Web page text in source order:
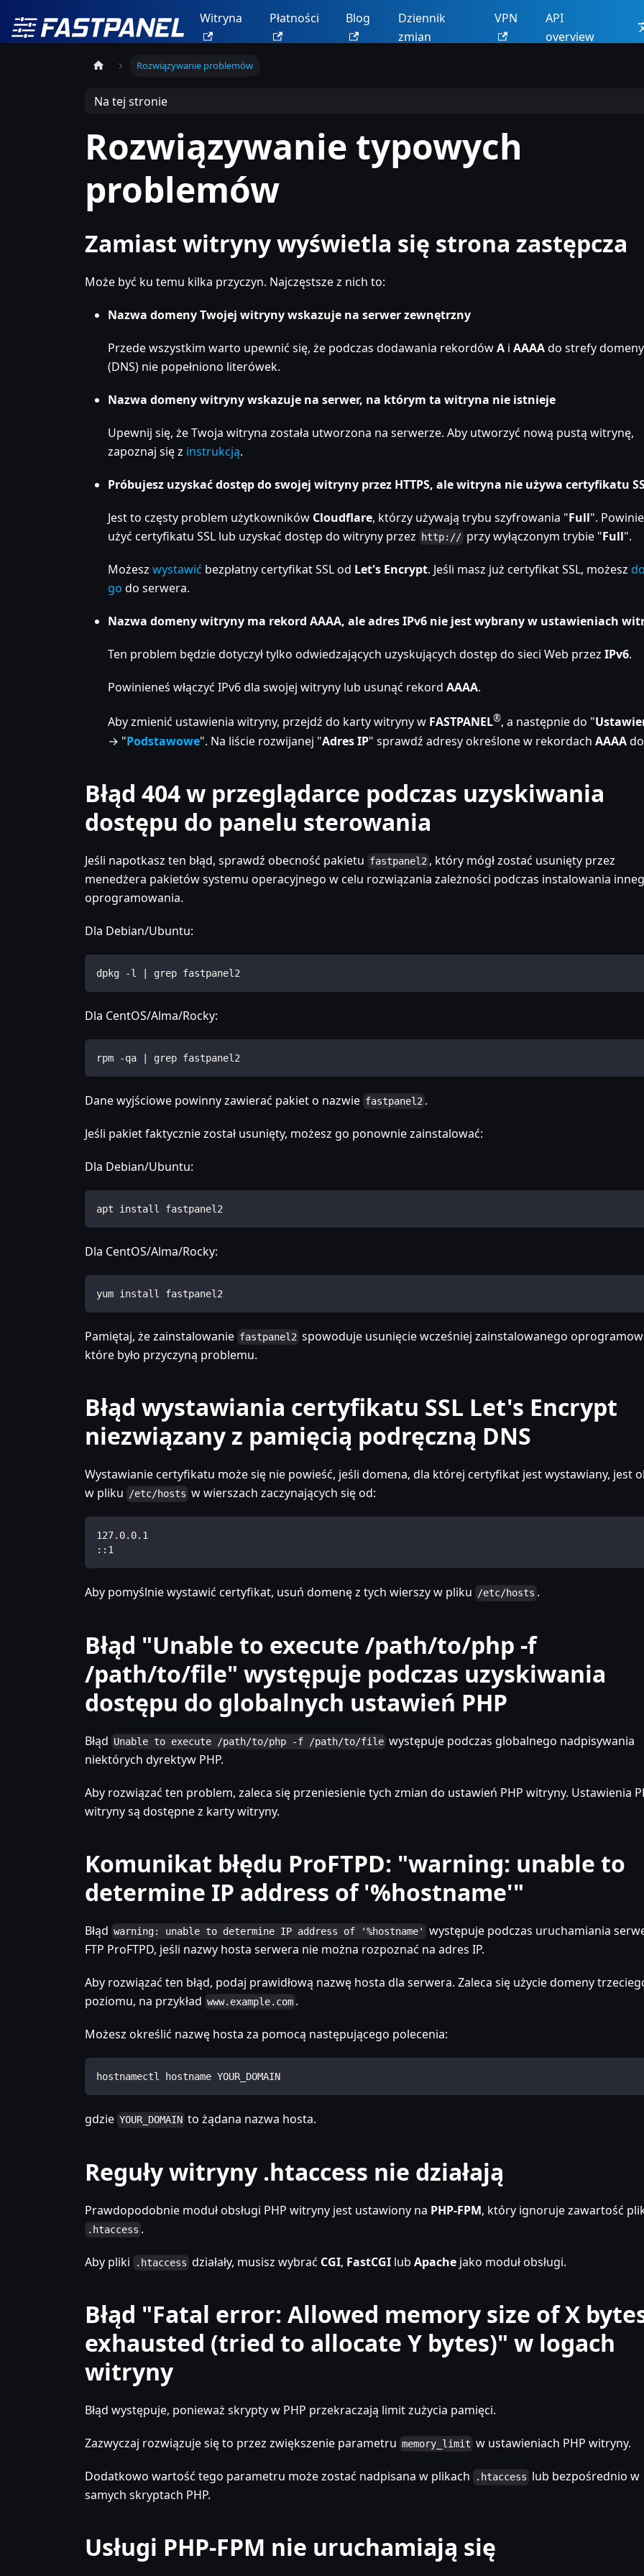
Witryna Płatności Blog
Dziennik
zmian
VPN
API
overview
Rozwiązywanie problemów
Na tej stronie
Rozwiązywanie typowych
problemów
Zamiast witryny wyświetla się strona zastępcza
Może być ku temu kilka przyczyn. Najczęstsze z nich to:
Nazwa domeny Twojej witryny wskazuje na serwer zewnętrzny
Przede wszystkim warto upewnić się, że podczas dodawania rekordówA i AAAAdo strefy domeny
(DNS) nie popełniono literówek.
Nazwa domeny witryny wskazuje na serwer, na którym ta witryna nie istnieje
Upewnij się, że Twoja witryna została utworzona na serwerze. Aby utworzyć nową pustą witrynę,
zapoznaj się z instrukcją.
Próbujesz uzyskać dostęp do swojej witryny przez HTTPS, ale witryna nie używa certyfikatu
Jest to częsty problem użytkowników Cloudflare, którzy używają trybu szyfrowania "Full".
użyć certyfikatu SSL lub uzyskać dostęp do witryny przez
http:// przy wyłączonym trybie "Full".
Możesz wystawić bezpłatny certyfikat SSL od Let's Encrypt. Jeśli masz już certyfikat SSL, możesz
go do serwera.
Nazwa domeny witryny ma rekord AAAA, ale adres IPv6 nie jest wybrany w ustawieniach
Ten problem będzie dotyczył tylko odwiedzających uzyskujących dostęp do sieci Web przez IPv6.
Powinieneś włączyć IPv6 dla swojej witryny lub usunąć rekord AAAA.
Aby zmienić ustawienia witryny, przejdź do karty witryny w FASTPANEL®, a następnie do "
→ "Podstawowe". Na liście rozwijanej "Adres IP" sprawdź adresy określone w rekordach AAAA
Błąd 404 w przeglądarce podczas uzyskiwania
dostępu do panelu sterowania
Jeśli napotkasz ten błąd, sprawdź obecność pakietu fastpanel2 , który mógł zostać usunięty przez
menedżera pakietów systemu operacyjnego w celu rozwiązania zależności podczas instalowania
oprogramowania.
Dla Debian/Ubuntu:
dpkg -l | grep fastpanel2
Dla CentOS/Alma/Rocky:
rpm -qa | grep fastpanel2
Dane wyjściowe powinny zawierać pakiet o nazwie fastpanel2 .
Jeśli pakiet faktycznie został usunięty, możesz go ponownie zainstalować:
Dla Debian/Ubuntu:
apt install fastpanel2
Dla CentOS/Alma/Rocky:
yum install fastpanel2
Pamiętaj, że zainstalowanie fastpanel2 spowoduje usunięcie wcześniej zainstalowanego
które było przyczyną problemu.
Błąd wystawiania certyfikatu SSL Let's Encrypt
niezwiązany z pamięcią podręczną DNS
Wystawianie certyfikatu może się nie powieść, jeśli domena, dla której certyfikat jest wystawiany, jest
w pliku /etc/hosts w wierszach zaczynających się od:
127.0.0.1
::1
Aby pomyślnie wystawić certyfikat, usuń domenę z tych wierszy w pliku /etc/hosts .
Błąd "Unable to execute /path/to/php -f
/path/to/file" występuje podczas uzyskiwania
dostępu do globalnych ustawień PHP
Błąd Unable to execute /path/to/php -f /path/to/file występuje podczas globalnego nadpisywania
niektórych dyrektyw PHP.
Aby rozwiązać ten problem, zaleca się przeniesienie tych zmian do ustawień PHP witryny. Ustawienia
witryny są dostępne z karty witryny.
Komunikat błędu ProFTPD: "warning: unable to
determine IP address of '%hostname'"
Błąd warning: unable to determine IP address of '%hostname'
występuje podczas uruchamiania
FTP ProFTPD, jeśli nazwy hosta serwera nie można rozpoznać na adres IP.
Aby rozwiązać ten błąd, podaj prawidłową nazwę hosta dla serwera. Zaleca się użycie domeny
poziomu, na przykład www.example.com .
Możesz określić nazwę hosta za pomocą następującego polecenia:
hostnamectl hostname YOUR_DOMAIN
gdzie YOUR_DOMAIN to żądana nazwa hosta.
Reguły witryny .htaccess nie działają
Prawdopodobnie moduł obsługi PHP witryny jest ustawiony na PHP-FPM, który ignoruje zawartość
.htaccess .
Aby pliki .htaccess działały, musisz wybrać CGI, FastCGI lubApache jako moduł obsługi.
Błąd "Fatal error: Allowed memory size of X
exhausted (tried to allocate Y bytes)" w logach
witryny
Błąd występuje, ponieważ skrypty w PHP przekraczają limit zużycia pamięci.
Zazwyczaj rozwiązuje się to przez zwiększenie parametru memory_limit w ustawieniach PHP witryny.
Dodatkowo wartość tego parametru może zostać nadpisana w plikach .htaccess lub bezpośrednio w
samych skryptach PHP.
Usługi PHP-FPM nie uruchamiają się